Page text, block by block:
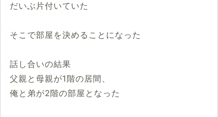
だいぶ片付いていた
そこで部屋を決めることになった
話し合いの結果
父親と母親が1階の居間、
俺と弟が2階の部屋となった